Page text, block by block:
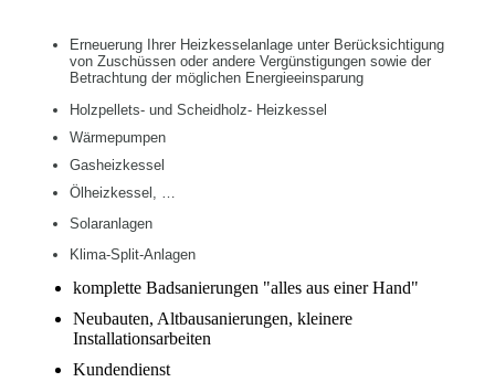
Erneuerung Ihrer Heizkesselanlage unter Berücksichtigung
von Zuschüssen oder andere Vergünstigungen sowie der
Betrachtung der möglichen Energieeinsparung
Holzpellets- und Scheidholz- Heizkessel
Wärmepumpen
Gasheizkessel
Ölheizkessel, …
Solaranlagen
Klima-Split-Anlagen
komplette Badsanierungen "alles aus einer Hand"
Neubauten, Altbausanierungen, kleinere
Installationsarbeiten
Kundendienst